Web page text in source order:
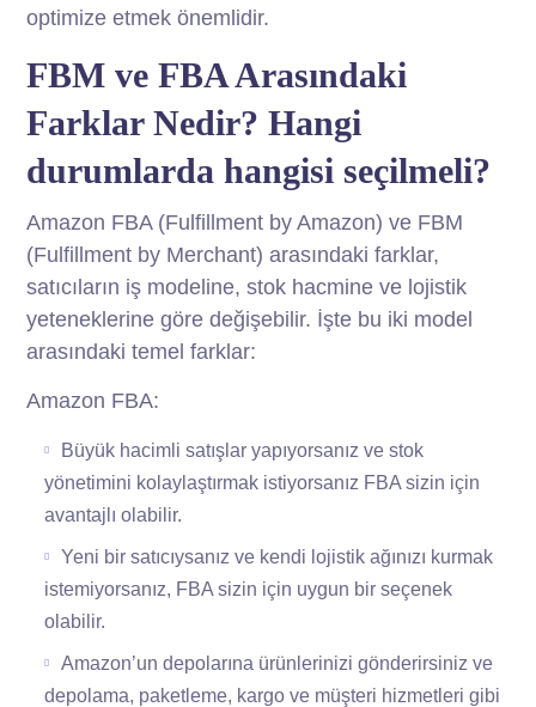
optimize etmek önemlidir.
FBM ve FBA Arasındaki
Farklar Nedir? Hangi
durumlarda hangisi seçilmeli?
Amazon FBA (Fulfillment by Amazon) ve FBM
(Fulfillment by Merchant) arasındaki farklar,
satıcıların iş modeline, stok hacmine ve lojistik
yeteneklerine göre değişebilir. İşte bu iki model
arasındaki temel farklar:
Amazon FBA:
Büyük hacimli satışlar yapıyorsanız ve stok
yönetimini kolaylaştırmak istiyorsanız FBA sizin için
avantajlı olabilir.
Yeni bir satıcıysanız ve kendi lojistik ağınızı kurmak
istemiyorsanız, FBA sizin için uygun bir seçenek
olabilir.
Amazon’un depolarına ürünlerinizi gönderirsiniz ve
depolama, paketleme, kargo ve müşteri hizmetleri gibi